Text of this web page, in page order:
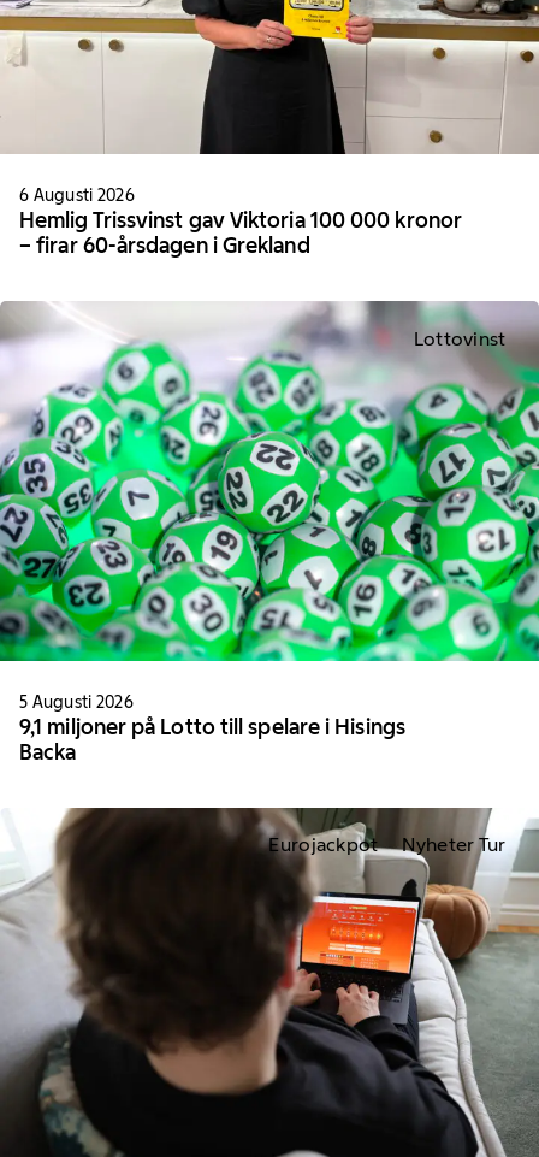
6 Augusti 2026
Hemlig Trissvinst gav Viktoria 100 000 kronor
– firar 60-årsdagen i Grekland
Lottovinst
5 Augusti 2026
9,1 miljoner på Lotto till spelare i Hisings
Backa
Eurojackpot Nyheter Tur